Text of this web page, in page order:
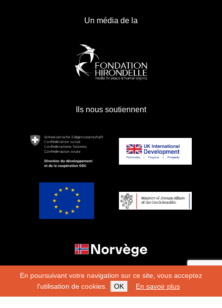
En poursuivant votre navigation sur ce site, vous acceptez
l'utilisation de cookies.
OK En savoir plus
Un média de la
Ils nous soutiennent